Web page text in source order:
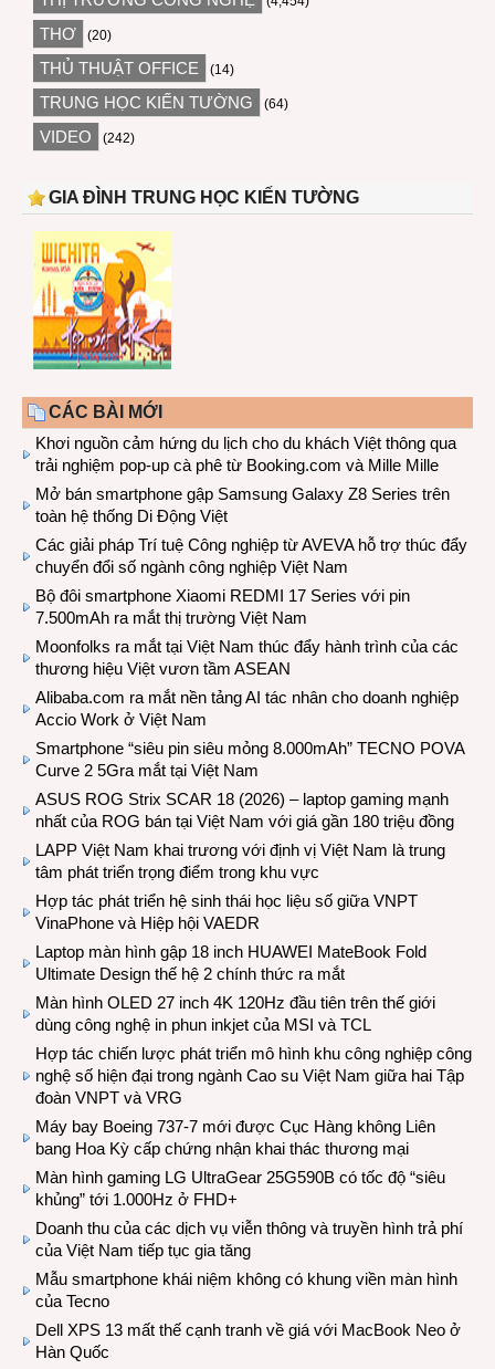
THƠ (20)
THỦ THUẬT OFFICE (14)
TRUNG HỌC KIẾN TƯỜNG (64)
VIDEO (242)
GIA ĐÌNH TRUNG HỌC KIẾN TƯỜNG
CÁC BÀI MỚI
Khơi nguồn cảm hứng du lịch cho du khách Việt thông qua
trải nghiệm pop-up cà phê từ Booking.com và Mille Mille
Mở bán smartphone gập Samsung Galaxy Z8 Series trên
toàn hệ thống Di Động Việt
Các giải pháp Trí tuệ Công nghiệp từ AVEVA hỗ trợ thúc đẩy
chuyển đổi số ngành công nghiệp Việt Nam
Bộ đôi smartphone Xiaomi REDMI 17 Series với pin
7.500mAh ra mắt thị trường Việt Nam
Moonfolks ra mắt tại Việt Nam thúc đẩy hành trình của các
thương hiệu Việt vươn tầm ASEAN
Alibaba.com ra mắt nền tảng AI tác nhân cho doanh nghiệp
Accio Work ở Việt Nam
Smartphone “siêu pin siêu mỏng 8.000mAh” TECNO POVA
Curve 2 5Gra mắt tại Việt Nam
ASUS ROG Strix SCAR 18 (2026) – laptop gaming mạnh
nhất của ROG bán tại Việt Nam với giá gần 180 triệu đồng
LAPP Việt Nam khai trương với định vị Việt Nam là trung
tâm phát triển trọng điểm trong khu vực
Hợp tác phát triển hệ sinh thái học liệu số giữa VNPT
VinaPhone và Hiệp hội VAEDR
Laptop màn hình gập 18 inch HUAWEI MateBook Fold
Ultimate Design thế hệ 2 chính thức ra mắt
Màn hình OLED 27 inch 4K 120Hz đầu tiên trên thế giới
dùng công nghệ in phun inkjet của MSI và TCL
Hợp tác chiến lược phát triển mô hình khu công nghiệp công
nghệ số hiện đại trong ngành Cao su Việt Nam giữa hai Tập
đoàn VNPT và VRG
Máy bay Boeing 737-7 mới được Cục Hàng không Liên
bang Hoa Kỳ cấp chứng nhận khai thác thương mại
Màn hình gaming LG UltraGear 25G590B có tốc độ “siêu
khủng” tới 1.000Hz ở FHD+
Doanh thu của các dịch vụ viễn thông và truyền hình trả phí
của Việt Nam tiếp tục gia tăng
Mẫu smartphone khái niệm không có khung viền màn hình
của Tecno
Dell XPS 13 mất thế cạnh tranh về giá với MacBook Neo ở
Hàn Quốc